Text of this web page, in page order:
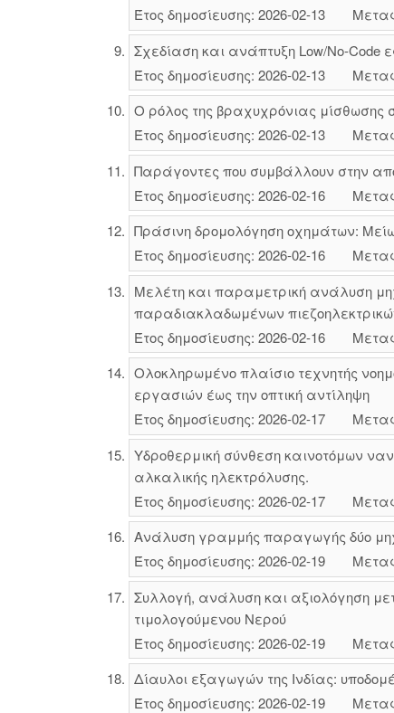
Έτος δημοσίευσης: 2026-02-13
Σχεδίαση και ανάπτυξη Low/No-Code
Έτος δημοσίευσης: 2026-02-13
Ο ρόλος της βραχυχρόνιας μίσθωσης
Έτος δημοσίευσης: 2026-02-13
Παράγοντες που συμβάλλουν στην
Έτος δημοσίευσης: 2026-02-16
Πράσινη δρομολόγηση οχημάτων:
Έτος δημοσίευσης: 2026-02-16
Μελέτη και παραμετρική ανάλυση
παραδιακλαδωμένων
Έτος δημοσίευσης: 2026-02-16
Ολοκληρωμένο πλαίσιο τεχνητής
εργασιών έως την οπτική αντίληψη
Έτος δημοσίευσης: 2026-02-17
Υδροθερμική σύνθεση καινοτόμων
αλκαλικής ηλεκτρόλυσης.
Έτος δημοσίευσης: 2026-02-17
Ανάλυση γραμμής παραγωγής δύο
Έτος δημοσίευσης: 2026-02-19
Συλλογή, ανάλυση και αξιολόγηση
τιμολογούμενου Νερού
Έτος δημοσίευσης: 2026-02-19
Δίαυλοι εξαγωγών της Ινδίας:
Έτος δημοσίευσης: 2026-02-19